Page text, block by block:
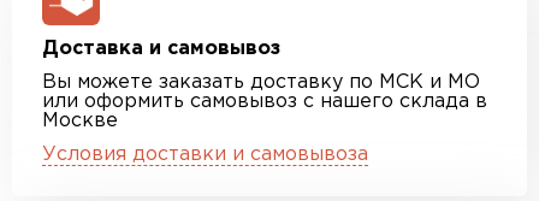
Доставка и самовывоз
Вы можете заказать доставку по МСК и МО
или оформить самовывоз с нашего склада в
Москве
Условия доставки и самовывоза